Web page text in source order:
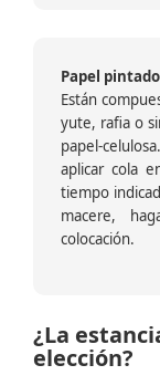
Papel
Están
yute, rafia o
papel-
aplicar cola
tiempo
macere,
colocación.
¿La
elección?